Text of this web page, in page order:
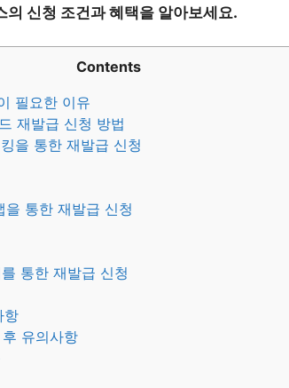
의 신청 조건과 혜택을 알아보세요.
Contents
필요한 이유
재발급 신청 방법
을 통한 재발급 신청
을 통한 재발급 신청
통한 재발급 신청
항
유의사항